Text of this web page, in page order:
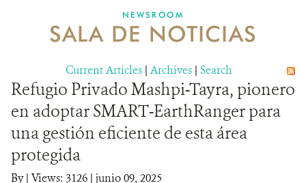
MECANISMO DE ATENCIÓN DE QUEJAS Y RECLAMOS
DONA
NEWSROOM
SALA DE NOTICIAS
Current Articles | Archives | Search
Refugio Privado Mashpi-Tayra, pionero
en adoptar SMART-EarthRanger para
una gestión eficiente de esta área
protegida
By| Views: 3126 | junio 09, 2025